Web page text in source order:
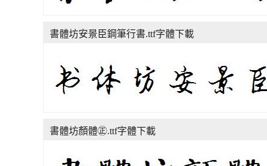
書體坊安景臣鋼筆行書.ttf字體下載
書體坊顏體㊣.ttf字體下載